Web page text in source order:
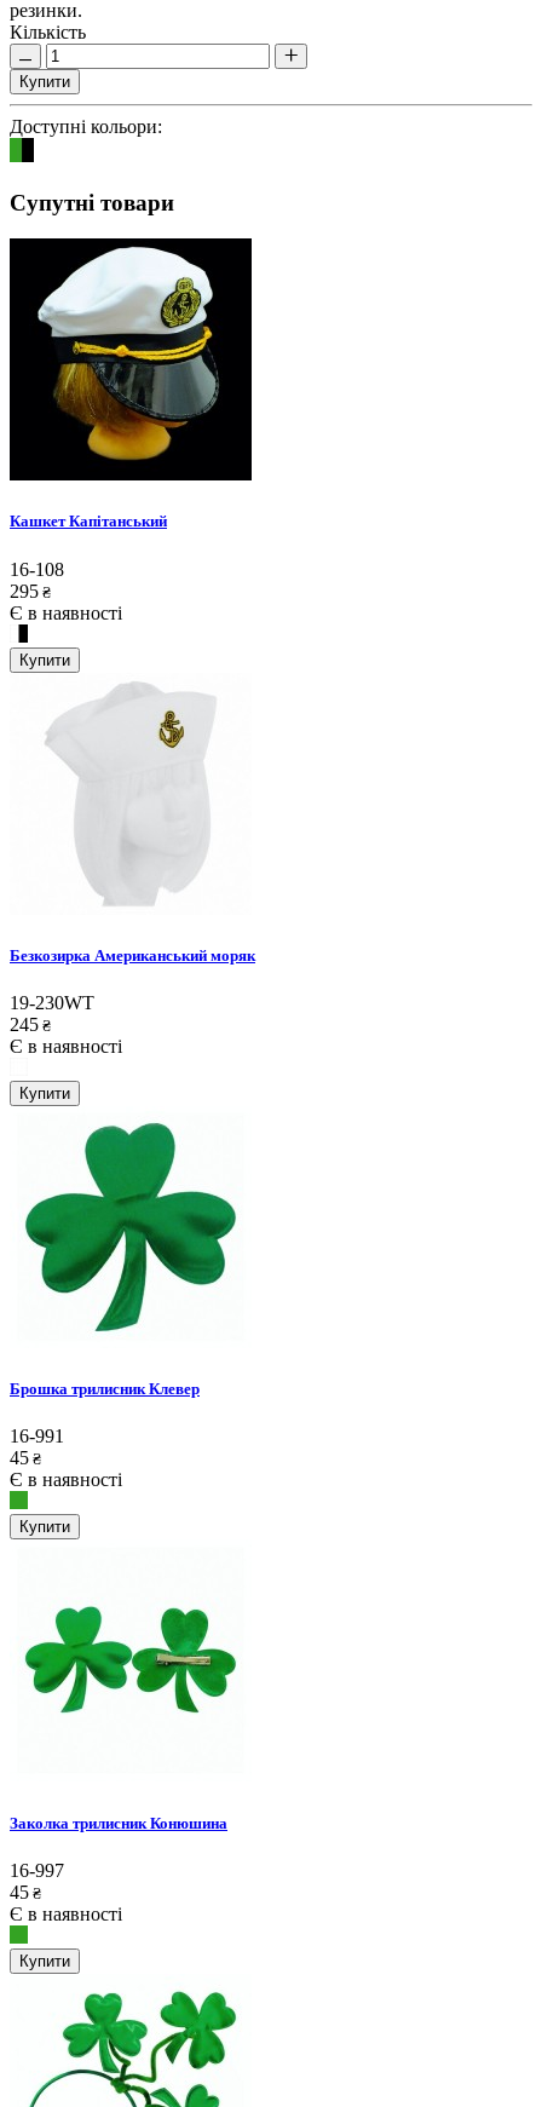
резинки.
Кількість
Купити
Доступні кольори:
Супутні товари
Кашкет Капітанський
16-108
295 ₴
Є в наявності
Купити
Безкозирка Американський моряк
19-230WT
245 ₴
Є в наявності
Купити
Брошка трилисник Клевер
16-991
45 ₴
Є в наявності
Купити
Заколка трилисник Конюшина
16-997
45 ₴
Є в наявності
Купити